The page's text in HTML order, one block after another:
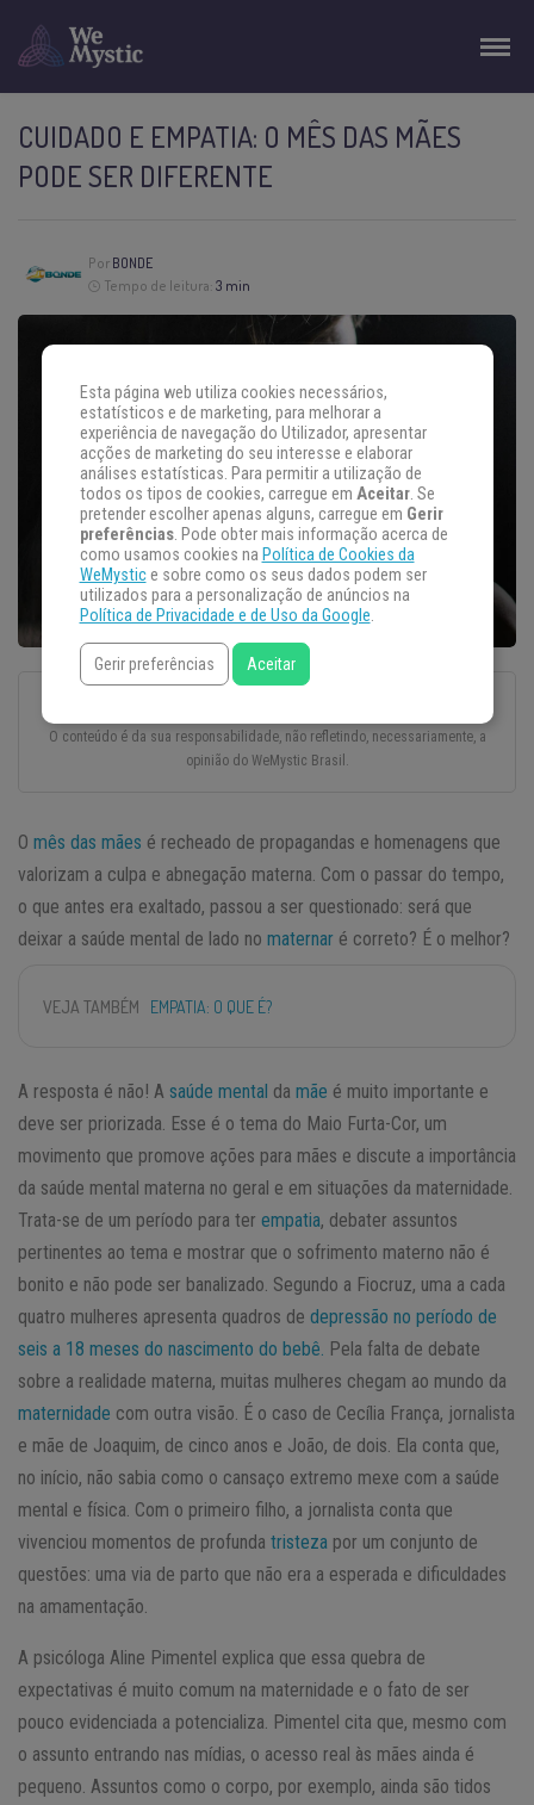
CUIDADO E EMPATIA: O MÊS DAS MÃES
PODE SER DIFERENTE
Por BONDE
Tempo de leitura: 3 min
O conteúdo é da sua responsabilidade, não refletindo, necessariamente, a
opinião do WeMystic Brasil.
O mês das mães é recheado de propagandas e homenagens que
valorizam a culpa e abnegação materna. Com o passar do tempo,
o que antes era exaltado, passou a ser questionado: será que
deixar a saúde mental de lado no maternar é correto? É o melhor?
VEJA TAMBÉM EMPATIA: O QUE É?
A resposta é não! A saúde mental da mãe é muito importante e
deve ser priorizada. Esse é o tema do Maio Furta-Cor, um
movimento que promove ações para mães e discute a importância
da saúde mental materna no geral e em situações da maternidade.
Trata-se de um período para ter empatia, debater assuntos
pertinentes ao tema e mostrar que o sofrimento materno não é
bonito e não pode ser banalizado. Segundo a Fiocruz, uma a cada
quatro mulheres apresenta quadros de depressão no período de
seis a 18 meses do nascimento do bebê. Pela falta de debate
sobre a realidade materna, muitas mulheres chegam ao mundo da
maternidade com outra visão. É o caso de Cecília França, jornalista
e mãe de Joaquim, de cinco anos e João, de dois. Ela conta que,
no início, não sabia como o cansaço extremo mexe com a saúde
mental e física. Com o primeiro filho, a jornalista conta que
vivenciou momentos de profunda tristeza por um conjunto de
questões: uma via de parto que não era a esperada e dificuldades
na amamentação.
A psicóloga Aline Pimentel explica que essa quebra de
expectativas é muito comum na maternidade e o fato de ser
pouco evidenciada a potencializa. Pimentel cita que, mesmo com
o assunto entrando nas mídias, o acesso real às mães ainda é
pequeno. Assuntos como o corpo, por exemplo, ainda são tidos
Esta página web utiliza cookies necessários,
estatísticos e de marketing, para melhorar a
experiência de navegação do Utilizador, apresentar
acções de marketing do seu interesse e elaborar
análises estatísticas. Para permitir a utilização de
todos os tipos de cookies, carregue em Aceitar. Se
pretender escolher apenas alguns, carregue em Gerir
preferências. Pode obter mais informação acerca de
como usamos cookies na Política de Cookies da
WeMystice sobre como os seus dados podem ser
utilizados para a personalização de anúncios na
Política de Privacidade e de Uso da Google.
Gerir preferências Aceitar